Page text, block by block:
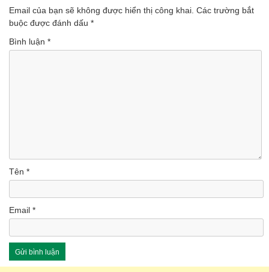
(Lượt nghe: 157)
Email của bạn sẽ không được hiển thị công khai. Các trường bắt
buộc được đánh dấu *
Bình luận *
Tên *
Email *